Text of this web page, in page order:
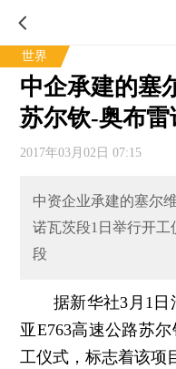
世界
中企承建的塞
苏尔钦-奥布
2017年03月02日 07:15
中资企业承建的塞尔
诺瓦茨段1日举行开
段
据新华社3月1日
亚E763高速公路苏
工仪式，标志着该项